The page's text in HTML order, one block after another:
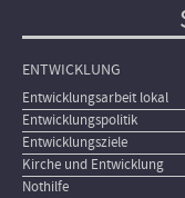
ENTWICKLUNG
Entwicklungsarbeit lokal
Entwicklungspolitik
Entwicklungsziele
Kirche und Entwicklung
Nothilfe